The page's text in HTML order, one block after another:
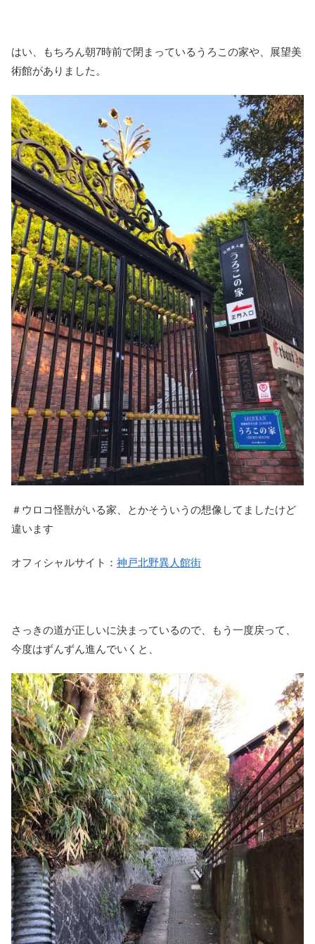
はい、もちろん朝7時前で閉まっているうろこの家や、展望美
術館がありました。
＃ウロコ怪獣がいる家、とかそういうの想像してましたけど
違います
オフィシャルサイト： 神戸北野異人館街
さっきの道が正しいに決まっているので、もう一度戻って、
今度はずんずん進んでいくと、